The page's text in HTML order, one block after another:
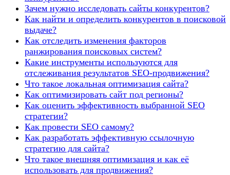
Зачем нужно исследовать сайты конкурентов?
Как найти и определить конкурентов в поисковой
выдаче?
Как отследить изменения факторов
ранжирования поисковых систем?
Какие инструменты используются для
отслеживания результатов SEO-продвижения?
Что такое локальная оптимизация сайта?
Как оптимизировать сайт под регионы?
Как оценить эффективность выбранной SEO
стратегии?
Как провести SEO самому?
Как разработать эффективную ссылочную
стратегию для сайта?
Что такое внешняя оптимизация и как её
использовать для продвижения?